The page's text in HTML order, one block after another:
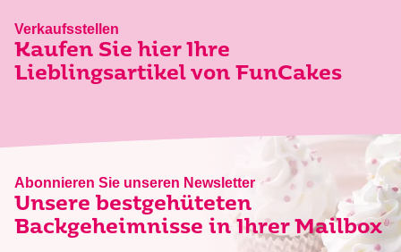
Verkaufsstellen
Kaufen Sie hier Ihre
Lieblingsartikel von FunCakes
Abonnieren Sie unseren Newsletter
Unsere bestgehüteten
Backgeheimnisse in Ihrer Mailbox